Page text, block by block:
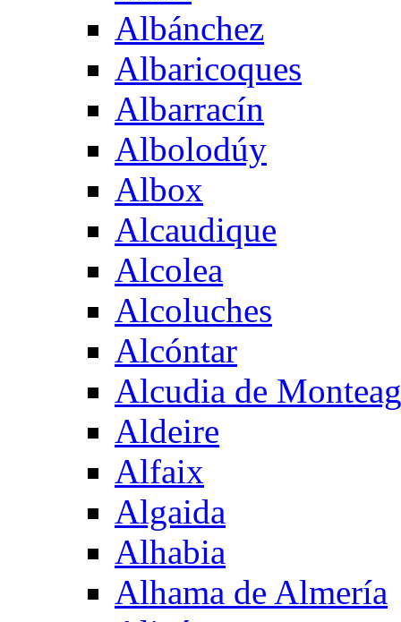
Albánchez
Albaricoques
Albarracín
Albolodúy
Albox
Alcaudique
Alcolea
Alcoluches
Alcóntar
Alcudia de
Aldeire
Alfaix
Algaida
Alhabia
Alhama de Almería